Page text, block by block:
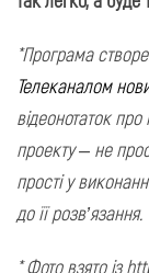
*Програма
Телеканалом
відеонотаток
проекту – не
прості у
до її розв’язання.
* Фото взято із